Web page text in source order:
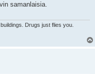
samanlaisia.
Drugs just flies you.